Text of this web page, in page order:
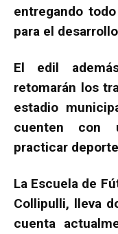
entregando
para el
El edil
retomarán los
estadio
cuenten con
practicar
La Escuela de
Collipulli, lleva
cuenta